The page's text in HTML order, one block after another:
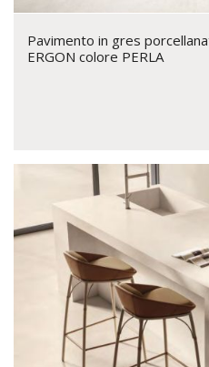
Pavimento in gres
ERGON colore PERLA